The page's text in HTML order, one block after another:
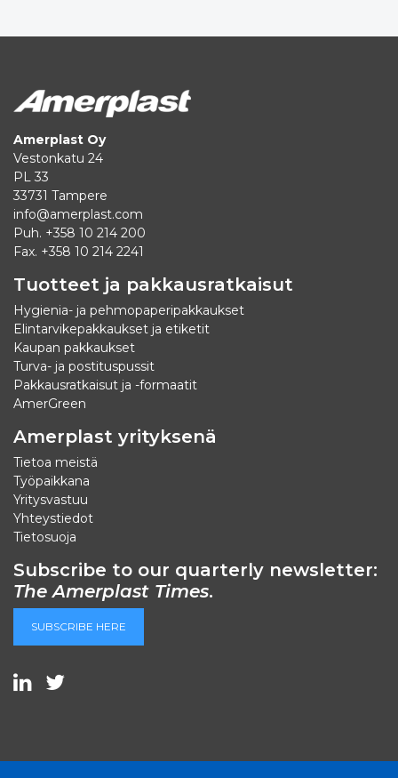
Amerplast Oy
Vestonkatu 24
PL 33
33731 Tampere
info@amerplast.com
Puh. +358 10 214 200
Fax. +358 10 214 2241
Tuotteet ja pakkausratkaisut
Hygienia- ja pehmopaperipakkaukset
Elintarvikepakkaukset ja etiketit
Kaupan pakkaukset
Turva- ja postituspussit
Pakkausratkaisut ja -formaatit
AmerGreen
Amerplast yrityksenä
Tietoa meistä
Työpaikkana
Yritysvastuu
Yhteystiedot
Tietosuoja
Subscribe to our quarterly newsletter:
The Amerplast Times.
SUBSCRIBE HERE